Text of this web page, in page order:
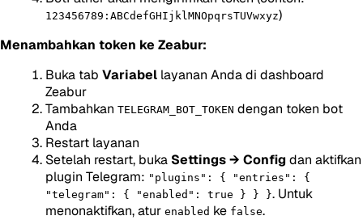
123456789:ABCdefGHIjklMNOpqrsTUVwxyz)
Menambahkan token ke Zeabur:
Buka tab Variabel layanan Anda di dashboard
Zeabur
Tambahkan TELEGRAM_BOT_TOKEN dengan token bot
Anda
Restart layanan
Setelah restart, buka Settings → Configdan aktifkan
plugin Telegram: "plugins": { "entries": {
"telegram": { "enabled": true } } }. Untuk
menonaktifkan, atur enabled ke false.